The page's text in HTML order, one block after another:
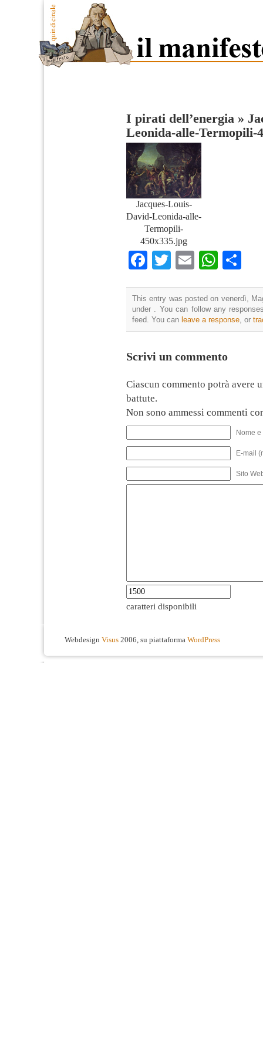
I pirati dell’energia »
Leonida-alle-Termopili-
Jacques-Louis-
David-Leonida-alle-
Termopili-
450x335.jpg
Facebook
TwitterEmail
This entry was posted on venerdì,
under . You can follow any
feed. You can leave a response, or
Scrivi un commento
Ciascun commento potrà avere
battute.
Non sono ammessi commenti
Nome
E-mail
Sito
caratteri disponibili
Webdesign Visus 2006, su piattaforma WordPress